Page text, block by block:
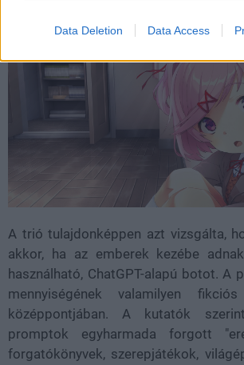
Data Deletion Data Access
A trió tulajdonképpen azt vizsgálta,
akkor, ha az emberek kezébe
használható, ChatGPT-alapú botot. A
mennyiségének valamilyen
középpontjában. A kutatók
promptok egyharmada forgott
forgatókönyvek, szerepjátékok,